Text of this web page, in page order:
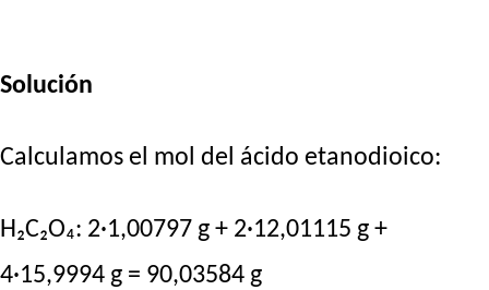
Solución
Calculamos el mol del ácido etanodioico:
H₂C₂O₄: 2·1,00797 g + 2·12,01115 g +
4·15,9994 g = 90,03584 g